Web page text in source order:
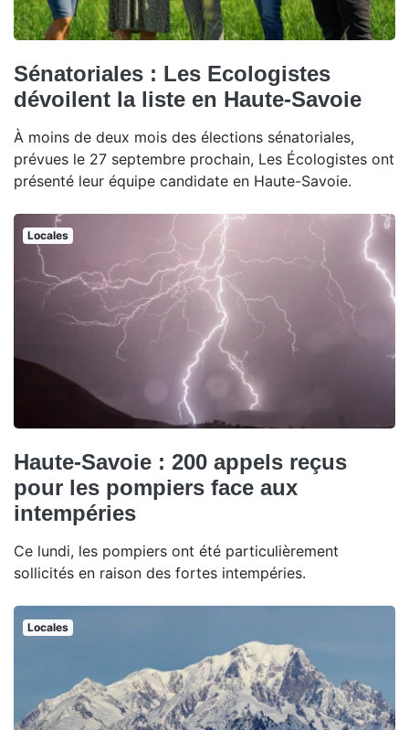
Sénatoriales : Les Ecologistes
dévoilent la liste en Haute-Savoie
À moins de deux mois des élections sénatoriales,
prévues le 27 septembre prochain, Les Écologistes ont
présenté leur équipe candidate en Haute-Savoie.
Locales
Haute-Savoie : 200 appels reçus
pour les pompiers face aux
intempéries
Ce lundi, les pompiers ont été particulièrement
sollicités en raison des fortes intempéries.
Locales